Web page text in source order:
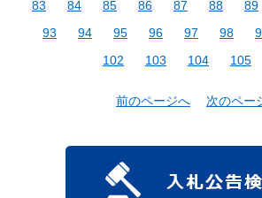
83
84 85 86 87 88 89
93
94 95 96 97 98
102
103 104 105
前のページへ 次のペー